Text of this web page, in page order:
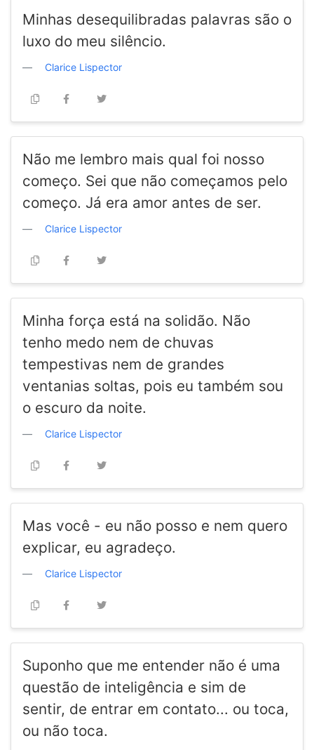
Minhas desequilibradas palavras são o
luxo do meu silêncio.
Clarice Lispector
Não me lembro mais qual foi nosso
começo. Sei que não começamos pelo
começo. Já era amor antes de ser.
Clarice Lispector
Minha força está na solidão. Não
tenho medo nem de chuvas
tempestivas nem de grandes
ventanias soltas, pois eu também sou
o escuro da noite.
Clarice Lispector
Mas você - eu não posso e nem quero
explicar, eu agradeço.
Clarice Lispector
Suponho que me entender não é uma
questão de inteligência e sim de
sentir, de entrar em contato... ou toca,
ou não toca.